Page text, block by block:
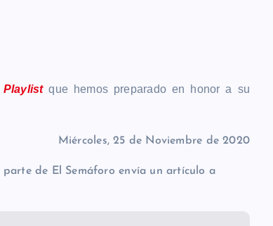
Playlistque hemos preparado en honor a su
Miércoles, 25 de Noviembre de 2020
parte de El Semáforo envía un artículo a